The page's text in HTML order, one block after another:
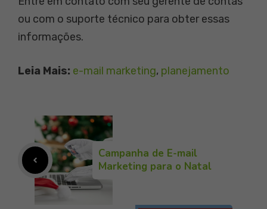
ou com o suporte técnico para obter essas
informações.
Leia Mais: e-mail marketing, planejamento
Campanha de E-mail
Marketing para o Natal